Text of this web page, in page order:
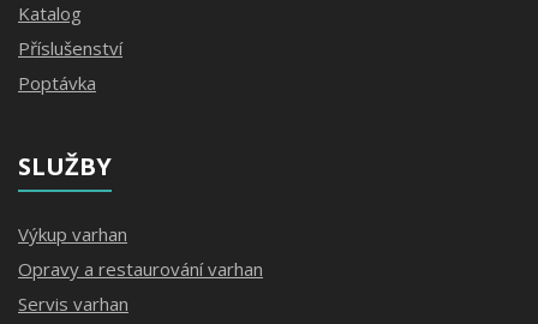
Katalog
Příslušenství
Poptávka
SLUŽBY
Výkup varhan
Opravy a restaurování varhan
Servis varhan